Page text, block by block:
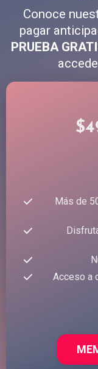
Conoce
pagar
PRUEBA
Más de
Acceso a